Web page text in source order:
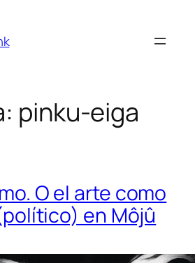
pinku-eiga
O el arte como
en Môjû